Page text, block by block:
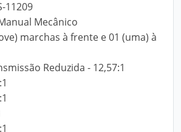
11209
Mecânico
marchas à frente e 01 (uma) à
Reduzida - 12,57:1